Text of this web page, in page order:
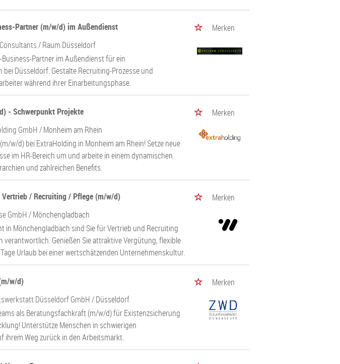
Partner (m/w/d) im Außendienst
Merken
/ Raum Düsseldorf
Partner im Außendienst für ein
Düsseldorf. Gestalte Recruiting-Prozesse und
während ihrer Einarbeitungsphase.
- Schwerpunkt Projekte
Merken
GmbH/ Monheim am Rhein
w/d) bei ExtraHolding in Monheim am Rhein! Setze neue
im HR-Bereich um und arbeite in einem dynamischen
und zahlreichen Benefits.
/ Recruiting / Pflege (m/w/d)
Merken
GmbH/ Mönchengladbach
in Mönchengladbach sind Sie für Vertrieb und Recruiting
verantwortlich. Genießen Sie attraktive Vergütung, flexible
Urlaub bei einer wertschätzenden Unternehmenskultur.
w/d)
Merken
Düsseldorf GmbH/ Düsseldorf
als Beratungsfachkraft (m/w/d) für Existenzsicherung
Unterstütze Menschen in schwierigen
ihrem Weg zurück in den Arbeitsmarkt.